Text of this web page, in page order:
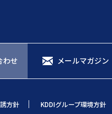
わせ メールマガジン
方針 KDDIグループ環境方針